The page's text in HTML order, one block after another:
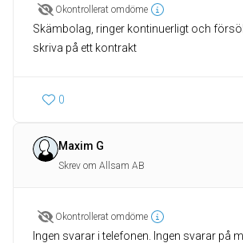
Okontrollerat omdöme
Skämbolag, ringer kontinuerligt och
skriva på ett kontrakt
0
Maxim G
Skrev om Allsam AB
Okontrollerat omdöme
Ingen svarar i telefonen. Ingen svarar på